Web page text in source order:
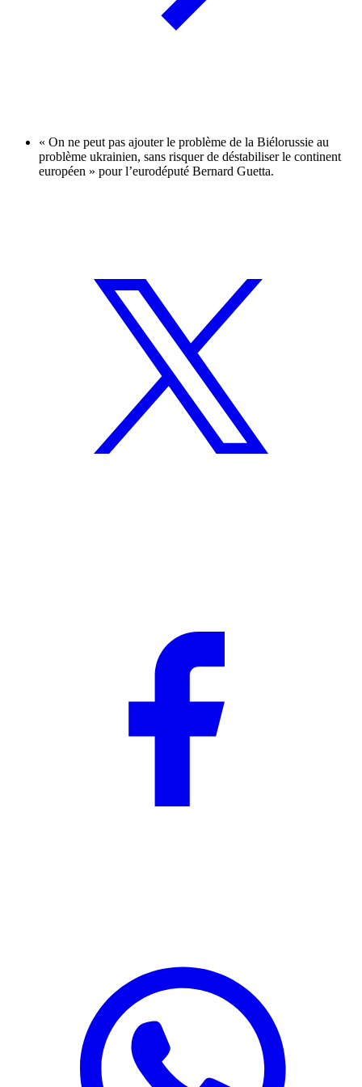
« On ne peut pas ajouter le problème de la Biélorussie au
problème ukrainien, sans risquer de déstabiliser le continent
européen » pour l’eurodéputé Bernard Guetta.